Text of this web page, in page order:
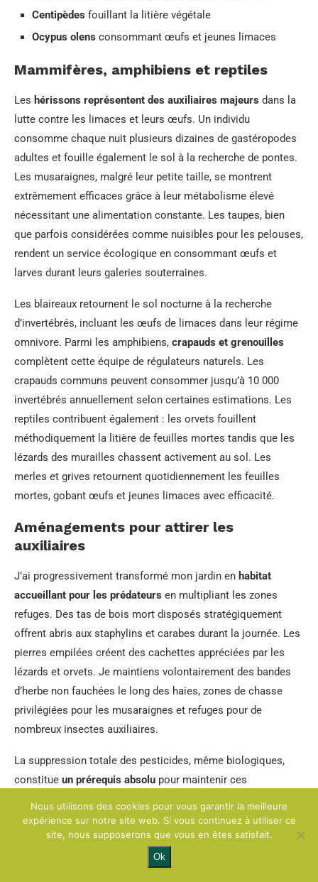
Centipèdes fouillant la litière végétale
Ocypus olens consommant œufs et jeunes limaces
Mammifères, amphibiens et reptiles
Les hérissons représentent des auxiliaires majeurs dans la
lutte contre les limaces et leurs œufs. Un individu
consomme chaque nuit plusieurs dizaines de gastéropodes
adultes et fouille également le sol à la recherche de pontes.
Les musaraignes, malgré leur petite taille, se montrent
extrêmement efficaces grâce à leur métabolisme élevé
nécessitant une alimentation constante. Les taupes, bien
que parfois considérées comme nuisibles pour les pelouses,
rendent un service écologique en consommant œufs et
larves durant leurs galeries souterraines.
Les blaireaux retournent le sol nocturne à la recherche
d’invertébrés, incluant les œufs de limaces dans leur régime
omnivore. Parmi les amphibiens, crapauds et grenouilles
complètent cette équipe de régulateurs naturels. Les
crapauds communs peuvent consommer jusqu’à 10 000
invertébrés annuellement selon certaines estimations. Les
reptiles contribuent également : les orvets fouillent
méthodiquement la litière de feuilles mortes tandis que les
lézards des murailles chassent activement au sol. Les
merles et grives retournent quotidiennement les feuilles
mortes, gobant œufs et jeunes limaces avec efficacité.
Aménagements pour attirer les
auxiliaires
J’ai progressivement transformé mon jardin en habitat
accueillant pour les prédateurs en multipliant les zones
refuges. Des tas de bois mort disposés stratégiquement
offrent abris aux staphylins et carabes durant la journée. Les
pierres empilées créent des cachettes appréciées par les
lézards et orvets. Je maintiens volontairement des bandes
d’herbe non fauchées le long des haies, zones de chasse
privilégiées pour les musaraignes et refuges pour de
nombreux insectes auxiliaires.
La suppression totale des pesticides, même biologiques,
constitue un prérequis absolu pour maintenir ces
profond du sol qui détruit les galeries et les larves d’insectes
prédateurs. Trois petites mares créées en 2020 attirent
désormais grenouilles et crapauds venus se reproduire
Nous utilisons des cookies pour vous garantir la meilleure
expérience sur notre site web. Si vous continuez à utiliser ce
site, nous supposerons que vous en êtes satisfait.
Ok